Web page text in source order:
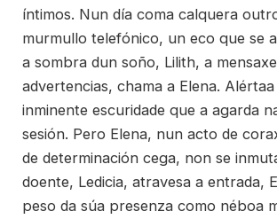
íntimos. Nun día coma calquera
murmullo telefónico, un eco que se
a sombra dun soño, Lilith, a
advertencias, chama a Elena.
inminente escuridade que a agarda
sesión. Pero Elena, nun acto de
de determinación cega, non se
doente, Ledicia, atravesa a entrada,
peso da súa presenza como néboa